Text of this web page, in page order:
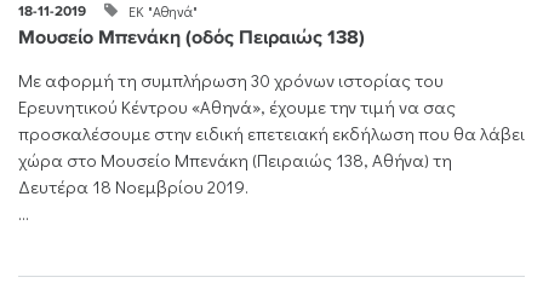
18-11-2019 ΕΚ "Αθηνά"
Μουσείο Μπενάκη (οδός Πειραιώς 138)
Με αφορμή τη συμπλήρωση 30 χρόνων ιστορίας του
Ερευνητικού Κέντρου «Αθηνά», έχουμε την τιμή να σας
προσκαλέσουμε στην ειδική επετειακή εκδήλωση που θα λάβει
χώρα στο Μουσείο Μπενάκη (Πειραιώς 138, Αθήνα) τη
Δευτέρα 18 Νοεμβρίου 2019.
...